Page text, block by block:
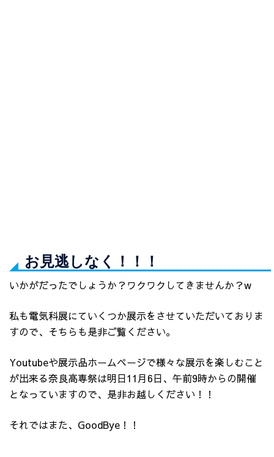
お見逃しなく！！！
いかがだったでしょうか？ワクワクしてきませんか？w
私も電気科展にていくつか展示をさせていただいておりま
すので、そちらも是非ご覧ください。
Youtubeや展示品ホームページで様々な展示を楽しむこと
が出来る奈良高専祭は明日11月6日、午前9時からの開催
となっていますので、是非お越しください！！
それではまた、GoodBye！！